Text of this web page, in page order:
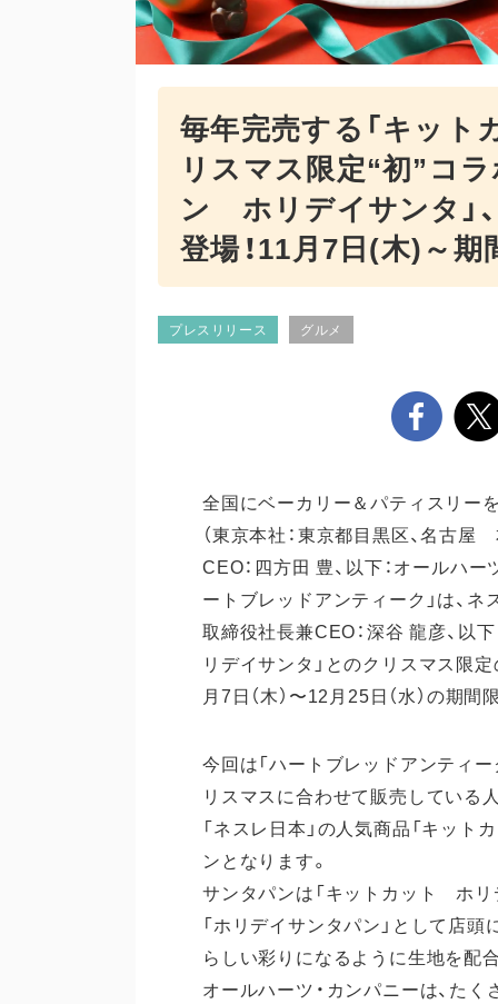
毎年完売する「キット
リスマス限定“初”コ
ン ホリデイサンタ」
登場！11月7日(木)～
プレスリリース グルメ
全国にベーカリー＆パティスリー
（東京本社：東京都目黒区、名古
CEO：四方田 豊、以下：オールハー
ートブレッドアンティーク」は、ネ
取締役社長兼CEO：深谷 龍彦、以
リデイサンタ」とのクリスマス限
⽉7⽇（木）〜12⽉25⽇（水）の期
今回は「ハートブレッドアンティー
リスマスに合わせて販売している
「ネスレ日本」の人気商品「キッ
ンとなります。
サンタパンは「キットカット ホ
「ホリデイサンタパン」として店
らしい彩りになるように生地を配
オールハーツ・カンパニーは、た